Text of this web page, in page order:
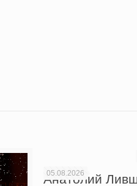
05.08.2026
Анатолий